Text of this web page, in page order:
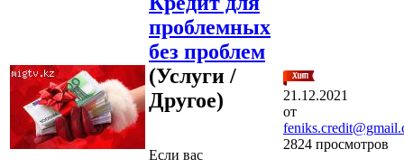
проблемных
без проблем
(Услуги /
Другое)
Если вас
21.12.2021
от
2824 просмотров